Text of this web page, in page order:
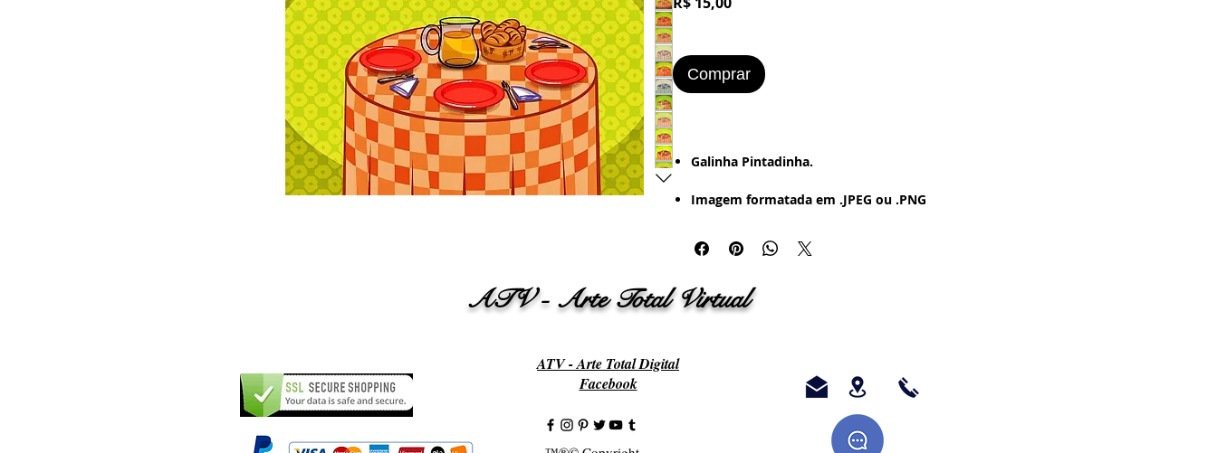
Comprar
​​​​​Galinha Pintadinha.
Imagem formatada em .JPEG ou .PNG
Mais de 10 Imagens.
- Digital - Textura - Pintura a Óleo -
Retrô (Foto Antiga - Vintage - Grunge -
ATV - Arte Total Virtual
ATV - Arte Total Digital
Facebook